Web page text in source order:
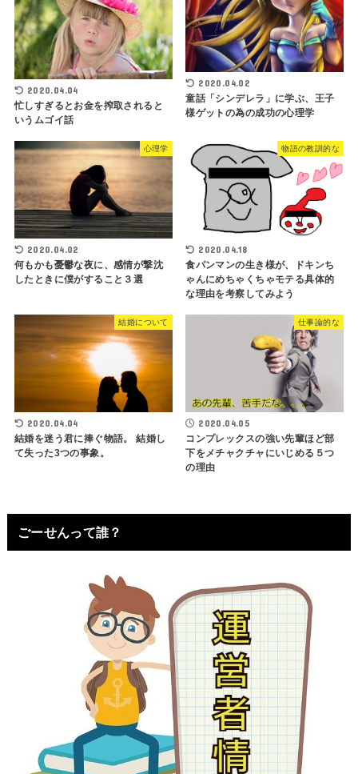
2020.04.04
忙しすぎるとお金を搾取されると
いうムゴイ話
2020.04.02
童話「シンデレラ」に学ぶ、王子
様ゲットの為の成功の心理学
心理学
2020.04.02
何もかも憂鬱な夜に、感情が撃沈
したときに僕がすること３選
物語の教訓的な
2020.04.18
食パンマンの生き様が、ドキンち
ゃんにめちゃくちゃモテる具体的
な理由を考察してみよう
結婚について
2020.04.04
結婚を迷う君に捧ぐ物語。 結婚し
て失った3つの事象。
仕事論的な
2020.04.05
コンプレックスの強い先輩ほど部
下をメチャクチャにいじめる５つ
の理由
ごーせんって誰？